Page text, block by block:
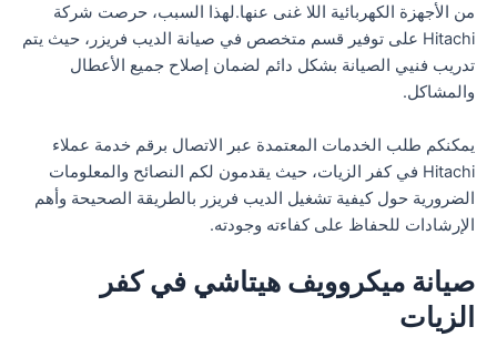
من الأجهزة الكهربائية اللا غنى عنها.لهذا السبب، حرصت شركة
Hitachi على توفير قسم متخصص في صيانة الديب فريزر، حيث يتم
تدريب فنيي الصيانة بشكل دائم لضمان إصلاح جميع الأعطال
والمشاكل.
يمكنكم طلب الخدمات المعتمدة عبر الاتصال برقم خدمة عملاء
Hitachi في كفر الزيات، حيث يقدمون لكم النصائح والمعلومات
الضرورية حول كيفية تشغيل الديب فريزر بالطريقة الصحيحة وأهم
الإرشادات للحفاظ على كفاءته وجودته.
صيانة ميكروويف هيتاشي في كفر
الزيات